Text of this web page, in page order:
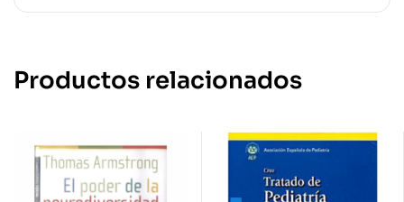
Productos relacionados